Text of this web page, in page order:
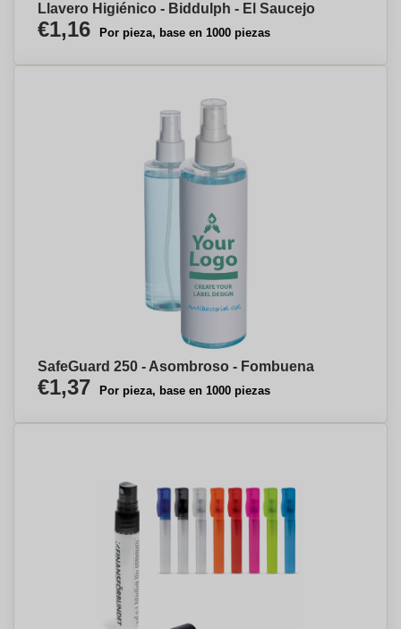
Llavero Higiénico - Biddulph - El Saucejo
€1,16 Por pieza, base en 1000 piezas
SafeGuard 250 - Asombroso - Fombuena
€1,37 Por pieza, base en 1000 piezas